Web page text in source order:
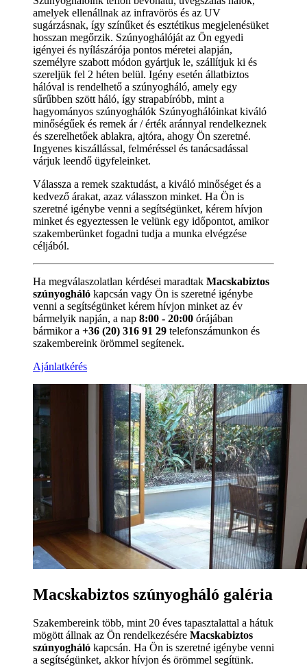
amelyek ellenállnak az infravörös és az UV
sugárzásnak, így színűket és esztétikus megjelenésüket
hosszan megőrzik. Szúnyoghálóját az Ön egyedi
igényei és nyílászárója pontos méretei alapján,
személyre szabott módon gyártjuk le, szállítjuk ki és
szereljük fel 2 héten belül. Igény esetén állatbiztos
hálóval is rendelhető a szúnyogháló, amely egy
sűrűbben szött háló, így strapabíróbb, mint a
hagyományos szúnyoghálók Szúnyoghálóinkat kiváló
minőségűek és remek ár / érték aránnyal rendelkeznek
és szerelhetőek ablakra, ajtóra, ahogy Ön szeretné.
Ingyenes kiszállással, felméréssel és tanácsadással
várjuk leendő ügyfeleinket.
Válassza a remek szaktudást, a kiváló minőséget és a
kedvező árakat, azaz válasszon minket. Ha Ön is
szeretné igénybe venni a segítségünket, kérem hívjon
minket és egyeztessen le velünk egy időpontot, amikor
szakemberünket fogadni tudja a munka elvégzése
céljából.
Ha megválaszolatlan kérdései maradtak Macskabiztos
szúnyogháló kapcsán vagy Ön is szeretné igénybe
venni a segítségünket kérem hívjon minket az év
bármelyik napján, a nap 8:00 - 20:00 órájában
bármikor a +36 (20) 316 91 29 telefonszámunkon és
szakembereink örömmel segítenek.
Ajánlatkérés
Macskabiztos szúnyogháló galéria
Szakembereink több, mint 20 éves tapasztalattal a hátuk
mögött állnak az Ön rendelkezésére Macskabiztos
szúnyogháló kapcsán. Ha Ön is szeretné igénybe venni
a segítségünket, akkor hívjon és örömmel segítünk.